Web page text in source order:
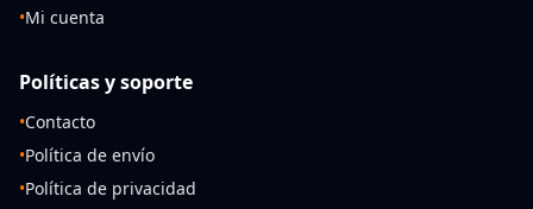
•Mi cuenta
Políticas y soporte
•Contacto
•Política de envío
•Política de privacidad